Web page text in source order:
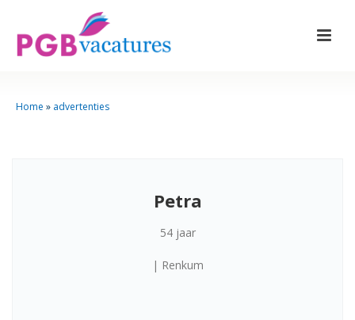
Home » advertenties
Petra
54 jaar
| Renkum